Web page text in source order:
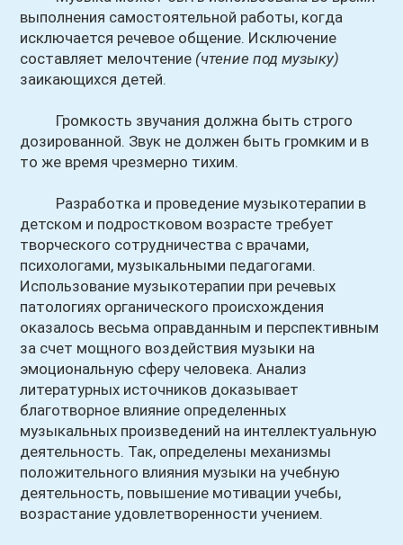
выполнения самостоятельной работы, когда
исключается речевое общение. Исключение
составляет мелочтение (чтение под музыку)
заикающихся детей.
Громкость звучания должна быть строго
дозированной. Звук не должен быть громким и в
то же время чрезмерно тихим.
Разработка и проведение музыкотерапии в
детском и подростковом возрасте требует
творческого сотрудничества с врачами,
психологами, музыкальными педагогами.
Использование музыкотерапии при речевых
патологиях органического происхождения
оказалось весьма оправданным и перспективным
за счет мощного воздействия музыки на
эмоциональную сферу человека. Анализ
литературных источников доказывает
благотворное влияние определенных
музыкальных произведений на интеллектуальную
деятельность. Так, определены механизмы
положительного влияния музыки на учебную
деятельность, повышение мотивации учебы,
возрастание удовлетворенности учением.